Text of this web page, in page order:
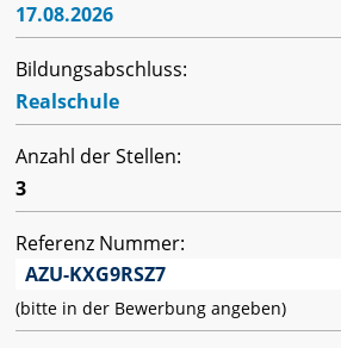
17.08.2026
Bildungsabschluss:
Realschule
Anzahl der Stellen:
3
Referenz Nummer:
AZU-KXG9RSZ7
(bitte in der Bewerbung angeben)